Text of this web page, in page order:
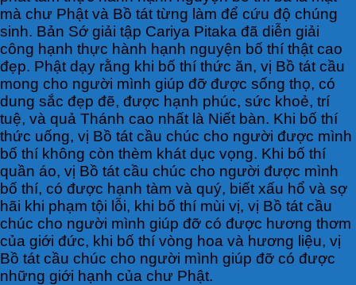
mà chư Phật và Bồ tát từng làm để cứu độ chúng
sinh. Bản Sớ giải tập Cariya Pitaka đã diễn giải
công hạnh thực hành hạnh nguyện bố thí thật cao
đẹp. Phật dạy rằng khi bố thí thức ăn, vị Bồ tát cầu
mong cho người mình giúp đỡ được sống thọ, có
dung sắc đẹp đẽ, được hạnh phúc, sức khoẻ, trí
tuệ, và quả Thánh cao nhất là Niết bàn. Khi bố thí
thức uống, vị Bồ tát cầu chúc cho người được mình
bố thí không còn thèm khát dục vọng. Khi bố thí
quần áo, vị Bồ tát cầu chúc cho người được mình
bố thí, có được hạnh tàm và quý, biết xấu hổ và sợ
hãi khi phạm tội lỗi, khi bố thí mùi vị, vị Bồ tát cầu
chúc cho người mình giúp đỡ có được hương thơm
của giới đức, khi bố thí vòng hoa và hương liệu, vị
Bồ tát cầu chúc cho người mình giúp đỡ có được
những giới hạnh của chư Phật.